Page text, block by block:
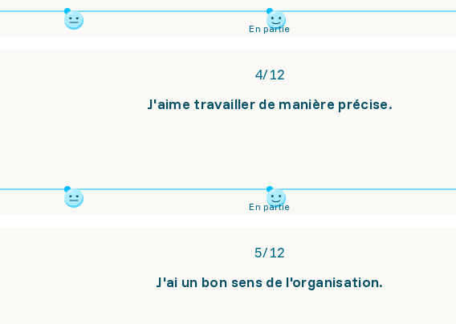
En partie
4/12
J'aime travailler de manière précise.
En partie
5/12
J'ai un bon sens de l'organisation.